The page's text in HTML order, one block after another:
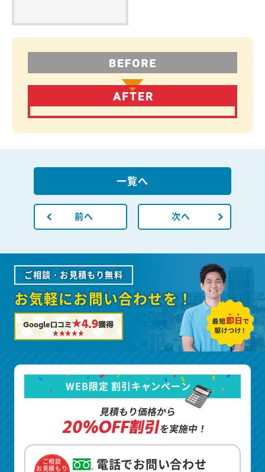
前へ
一覧へ
次へ
ご相談・お見積もり無料
お気軽にお問い合わせを！
Google口コミ★4.9獲得
WEB限定 割引キャンペーン
見積もり価格から
20%OFF割引を実施中！
ご相談
お見積もり
電話でお問い合わせ